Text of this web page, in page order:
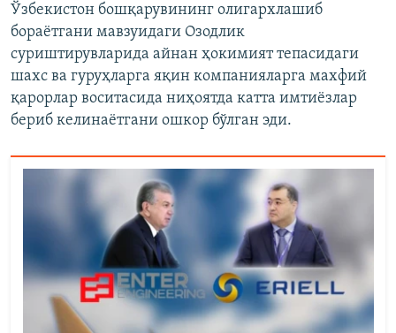
Ўзбекистон бошқарувининг олигархлашиб
бораëтгани мавзуидаги Озодлик
суриштирувларида айнан ҳокимият тепасидаги
шахс ва гуруҳларга яқин компанияларга махфий
қарорлар воситасида ниҳоятда катта имтиëзлар
бериб келинаëтгани ошкор бўлган эди.